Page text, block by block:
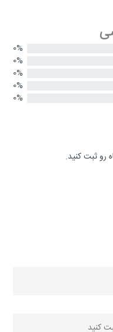
0%
0%
0%
0%
0%
رو ثبت کنید.